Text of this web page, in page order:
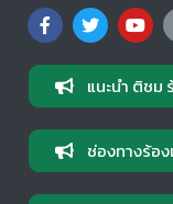
แนะนำ ติชม
ช่องทางร้อ